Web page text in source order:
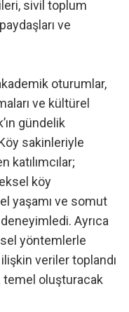
sivil toplum
ve
oturumlar,
ve kültürel
gündelik
sakinleriyle
köy
yaşamı ve somut
Ayrıca
yöntemlerle
veriler toplandı
temel oluşturacak